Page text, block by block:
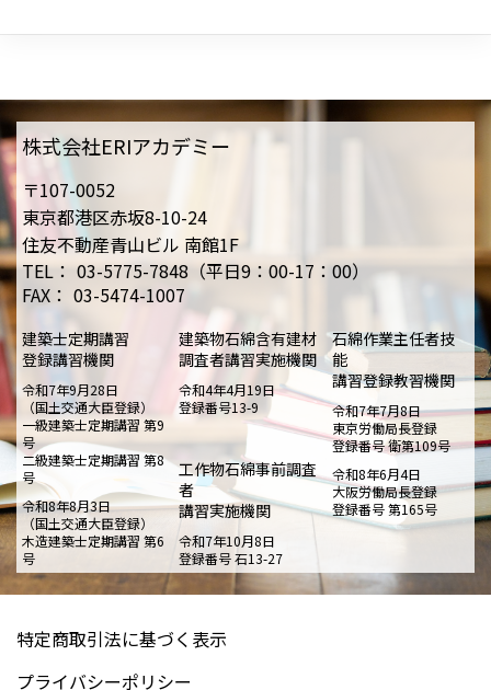
株式会社ERIアカデミー
〒107-0052
東京都港区赤坂8-10-24
住友不動産青山ビル 南館1F
TEL： 03-5775-7848（平日9：00-17：00）
FAX： 03-5474-1007
建築士定期講習
登録講習機関
令和7年9月28日
（国土交通大臣登録）
一級建築士定期講習 第9
号
二級建築士定期講習 第8
号
令和8年8月3日
（国土交通大臣登録）
木造建築士定期講習 第6
号
建築物石綿含有建材
調査者講習実施機関
令和4年4月19日
登録番号13-9
工作物石綿事前調査
者
講習実施機関
令和7年10月8日
登録番号 石13-27
石綿作業主任者技
能
講習登録教習機関
令和7年7月8日
東京労働局長登録
登録番号 衛第109号
令和8年6月4日
大阪労働局長登録
登録番号 第165号
特定商取引法に基づく表示
プライバシーポリシー